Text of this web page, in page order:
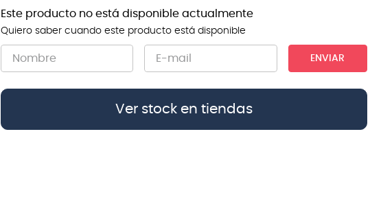
Este producto no está disponible actualmente
Quiero saber cuando este producto está disponible
ENVIAR
Ver stock en tiendas